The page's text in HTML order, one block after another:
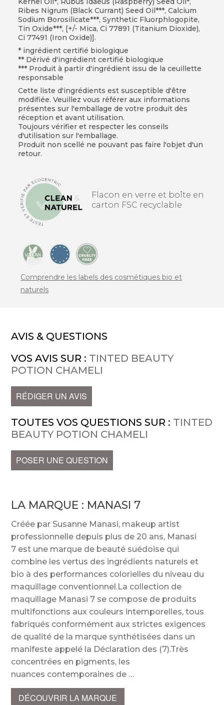
Ribes Nigrum (Black Currant) Seed Oil***, Calcium
Sodium Borosilicate***, Synthetic Fluorphlogopite,
Tin Oxide***, [+/- Mica, Ci 77891 (Titanium Dioxide),
Ci 77491 (Iron Oxide)].
* ingrédient certifié biologique
** Dérivé d'ingrédient certifié biologique
*** Produit à partir d'ingrédient issu de la ceuillette
responsable
Cette liste d'ingrédients est susceptible d'être
modifiée. Veuillez vous référer aux informations
présentes sur l'emballage de votre produit dès
réception et avant utilisation.
Toujours vérifier et respecter les conseils
d'utilisation sur l'emballage.
Produit non scellé ne pouvant pas faire l'objet d'un
retour.
Flacon en verre et boîte en
carton FSC recyclable
Comprendre les labels des cosmétiques bio et
naturels
AVIS & QUESTIONS
VOS AVIS SUR : TINTED BEAUTY
POTION CHAMELI
RÉDIGER UN AVIS
TOUTES VOS QUESTIONS SUR : TINTED
BEAUTY POTION CHAMELI
POSER UNE QUESTION
LA MARQUE : MANASI 7
Créée par Susanne Manasi, makeup artist
professionnelle depuis plus de 20 ans, Manasi
7 est une marque de beauté suédoise qui
combine les vertus des ingrédients naturels et
bio à des performances colorielles du niveau du
maquillage conventionnel.La collection de
maquillage Manasi 7 se compose de produits
multifonctions aux couleurs intemporelles, tous
fabriqués conformément aux strictes exigences
de qualité de la marque synthétisées dans un
manifeste appelé la Déclaration des (7).Très
concentrées en pigments, les
nuances contemporaines de
DÉCOUVRIR LA MARQUE